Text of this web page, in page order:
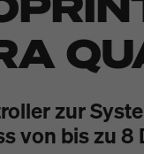
zur
von bis zu 8